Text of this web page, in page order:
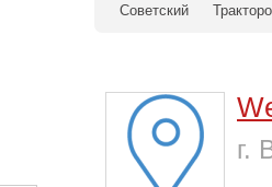
Советский
г.